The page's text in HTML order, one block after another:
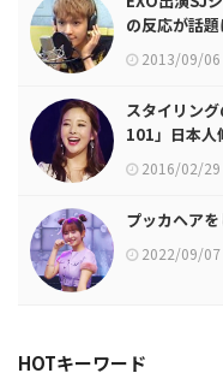
の反応が話題
2013/09/06
スタイリン
101」日本
2016/02/29
プッカヘア
2022/09/07
HOTキーワード